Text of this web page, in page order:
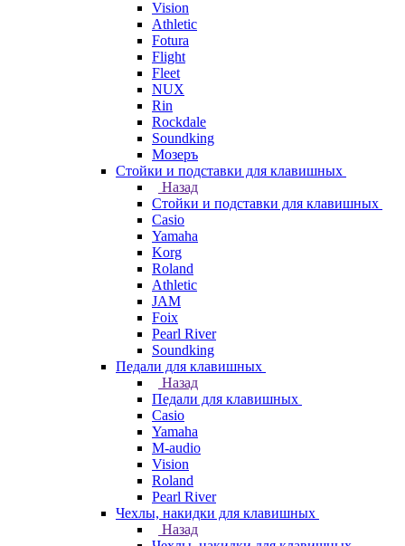
Vision
Athletic
Fotura
Flight
Fleet
NUX
Rin
Rockdale
Soundking
Мозеръ
Стойки и подставки для клавишных
Назад
Стойки и подставки для клавишных
Casio
Yamaha
Korg
Roland
Athletic
JAM
Foix
Pearl River
Soundking
Педали для клавишных
Назад
Педали для клавишных
Casio
Yamaha
M-audio
Vision
Roland
Pearl River
Чехлы, накидки для клавишных
Назад